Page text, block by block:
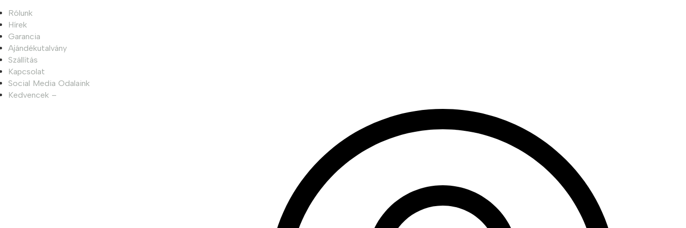
Rólunk
Hírek
Garancia
Ajándékutalvány
Szállítás
Kapcsolat
Social Media Odalaink
Kedvencek –